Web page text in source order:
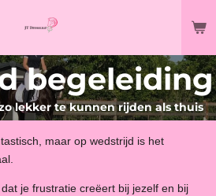
begeleiding
lekker te kunnen rijden als thuis
maar op wedstrijd is het
je frustratie creëert bij jezelf en bij